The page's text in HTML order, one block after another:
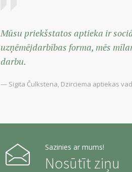
Mūsu priekšstatos aptieka ir
uzņēmējdarbības forma, mēs
darbu.
— Sigita Čulkstena, Dzirciema aptiekas
Sazinies ar mums!
Nosūtīt ziņu